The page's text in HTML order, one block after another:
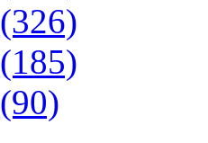
(326)
(185)
(90)